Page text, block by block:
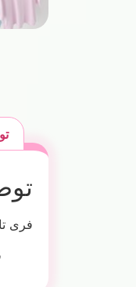
فری تا ۴۴